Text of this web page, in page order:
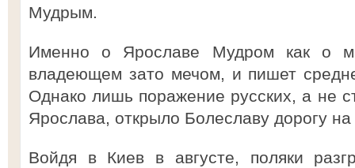
Мудрым.
Именно о Ярославе Мудром как о
владеющем зато мечом, и пишет
Однако лишь поражение русских, а не
Ярослава, открыло Болеславу дорогу на
Войдя в Киев в августе, поляки